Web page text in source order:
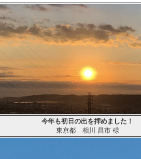
今年も初日の出を拝めました！
東京都相川 昌市 様